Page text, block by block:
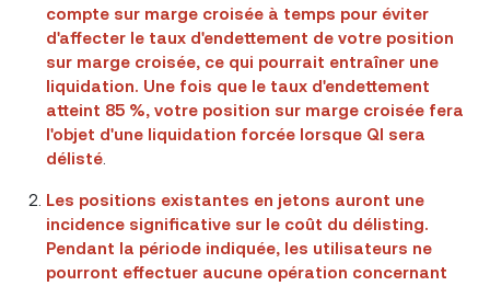
compte sur marge croisée à temps pour éviter
d'affecter le taux d'endettement de votre position
sur marge croisée, ce qui pourrait entraîner une
liquidation. Une fois que le taux d'endettement
atteint 85 %, votre position sur marge croisée fera
l'objet d'une liquidation forcée lorsque QI sera
délisté
Les positions existantes en jetons auront une
incidence significative sur le coût du délisting.
Pendant la période indiquée, les utilisateurs ne
pourront effectuer aucune opération concernant